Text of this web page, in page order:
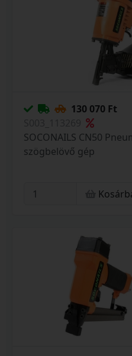
130 070 Ft
SOCONAILS CN50
szögbelövő gép